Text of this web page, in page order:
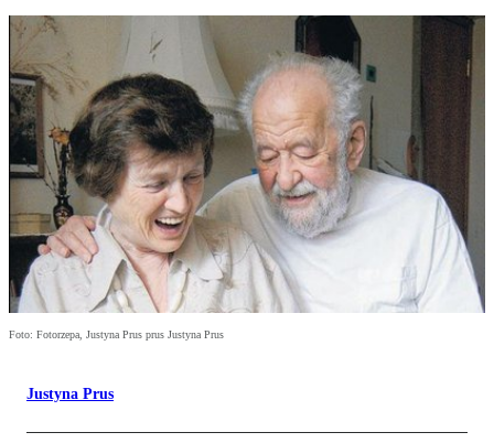
Foto: Fotorzepa, Justyna Prus prus Justyna Prus
Justyna Prus